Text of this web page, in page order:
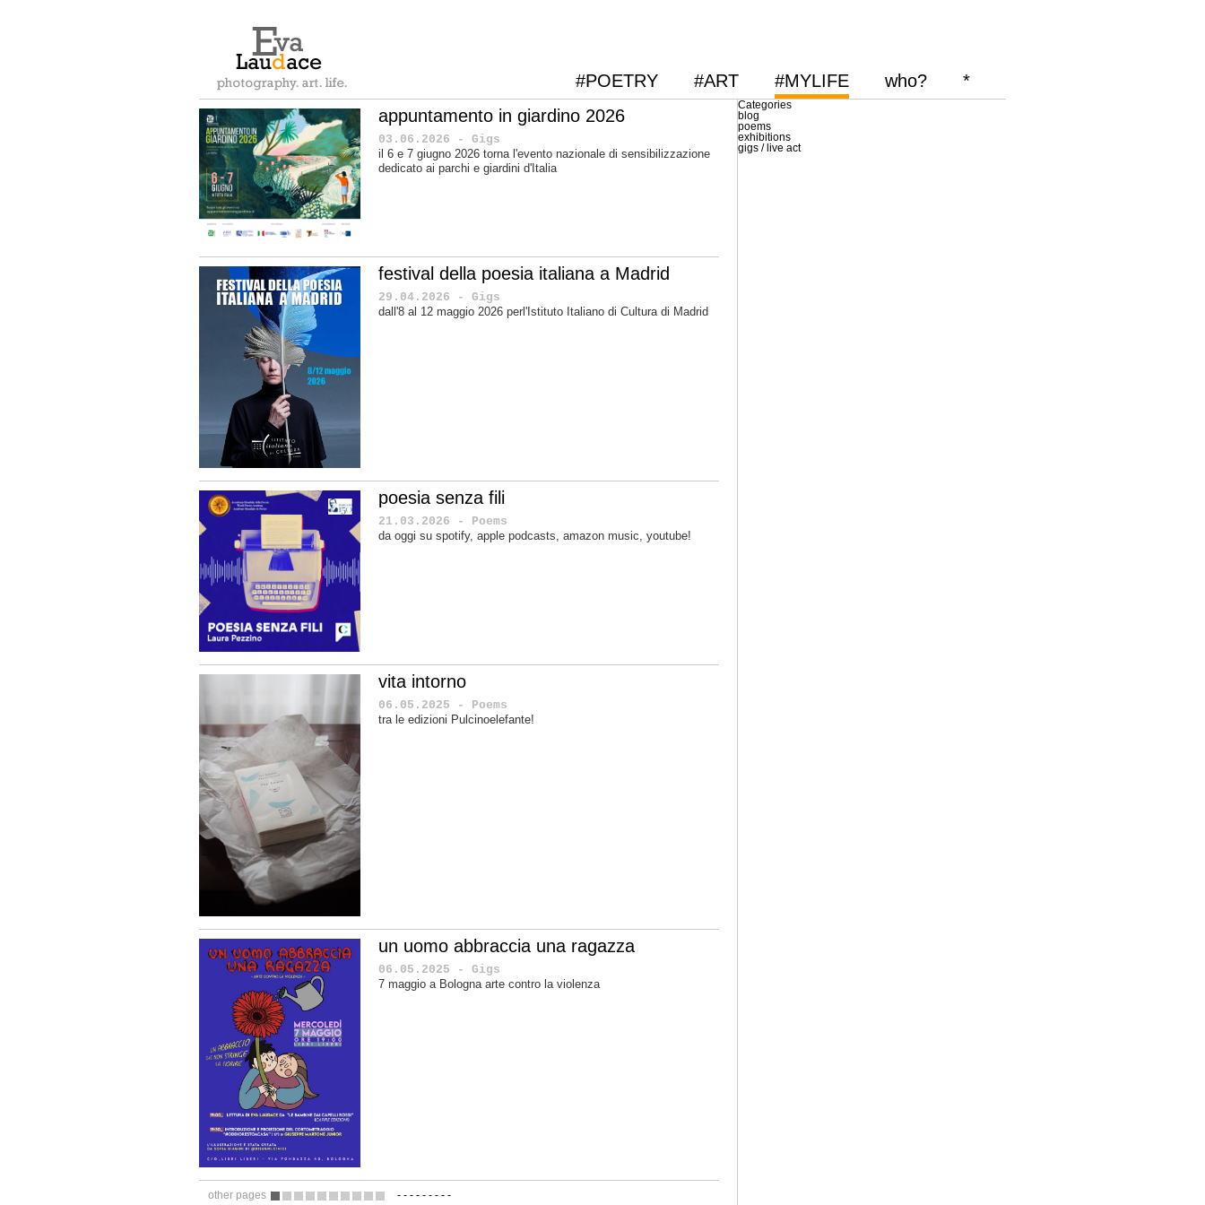
#POETRY #ART #MYLIFE who?
*
appuntamento in giardino 2026
03.06.2026 - Gigs
il 6 e 7 giugno 2026 torna l'evento nazionale di sensibilizzazione
dedicato ai parchi e giardini d'Italia
festival della poesia italiana a Madrid
29.04.2026 - Gigs
dall'8 al 12 maggio 2026 perl'Istituto Italiano di Cultura di Madrid
poesia senza fili
21.03.2026 - Poems
da oggi su spotify, apple podcasts, amazon music, youtube!
vita intorno
06.05.2025 - Poems
tra le edizioni Pulcinoelefante!
un uomo abbraccia una ragazza
06.05.2025 - Gigs
7 maggio a Bologna arte contro la violenza
other pages - - - - - - - - -
Categories
blog
poems
exhibitions
gigs / live act